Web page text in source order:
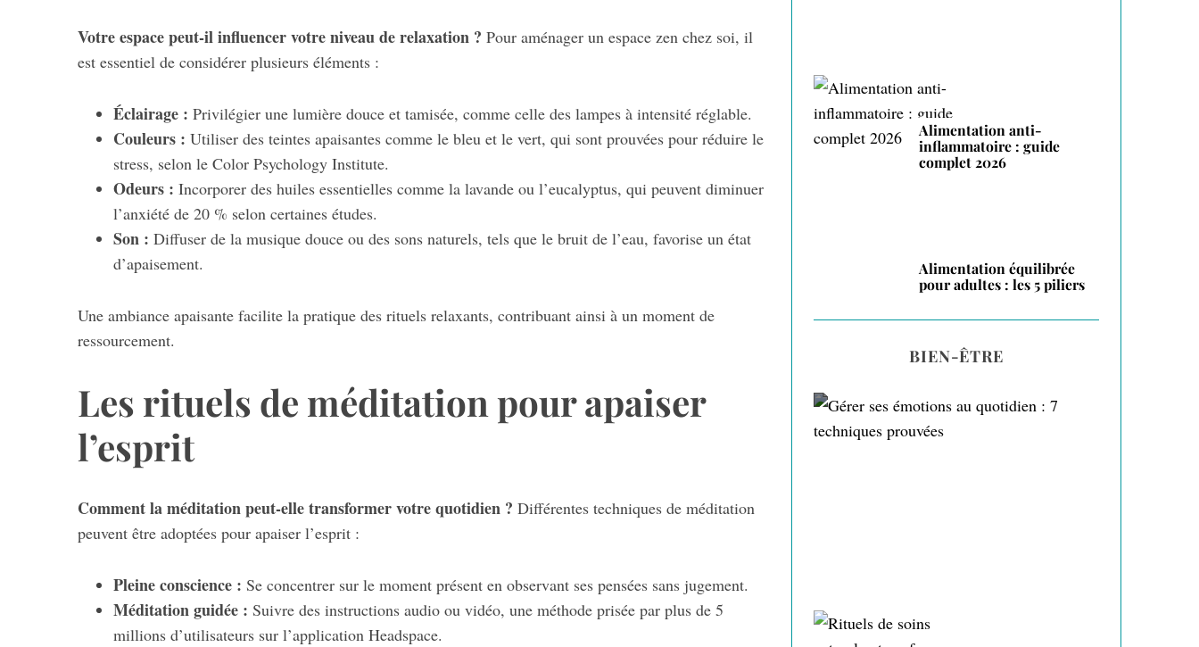
Votre espace peut-il influencer votre niveau de relaxation ? Pour aménager un espace zen chez soi, il
est essentiel de considérer plusieurs éléments :
Éclairage : Privilégier une lumière douce et tamisée, comme celle des lampes à intensité réglable.
Couleurs : Utiliser des teintes apaisantes comme le bleu et le vert, qui sont prouvées pour réduire le
stress, selon le Color Psychology Institute.
Odeurs : Incorporer des huiles essentielles comme la lavande ou l’eucalyptus, qui peuvent diminuer
l’anxiété de 20 % selon certaines études.
Son : Diffuser de la musique douce ou des sons naturels, tels que le bruit de l’eau, favorise un état
d’apaisement.
Une ambiance apaisante facilite la pratique des rituels relaxants, contribuant ainsi à un moment de
ressourcement.
Les rituels de méditation pour apaiser
l’esprit
Comment la méditation peut-elle transformer votre quotidien ? Différentes techniques de méditation
peuvent être adoptées pour apaiser l’esprit :
Pleine conscience : Se concentrer sur le moment présent en observant ses pensées sans jugement.
Méditation guidée : Suivre des instructions audio ou vidéo, une méthode prisée par plus de 5
millions d’utilisateurs sur l’application Headspace.
Alimentation anti-
inflammatoire : guide
complet 2026
Alimentation équilibrée
pour adultes : les 5 piliers
BIEN-ÊTRE
a
r
c
h
o
r
: